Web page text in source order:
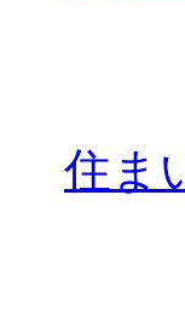
住ま